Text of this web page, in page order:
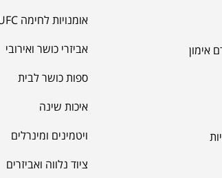
אימון
אומנויות לחימה UFC
אביזרי כושר ואירובי
ספות כושר לבית
איכות שינה
ויטמינים ומינרלים
ציוד נלווה ואביזרים